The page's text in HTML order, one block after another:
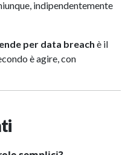
indipendentemente
per data breach è il
è agire, con